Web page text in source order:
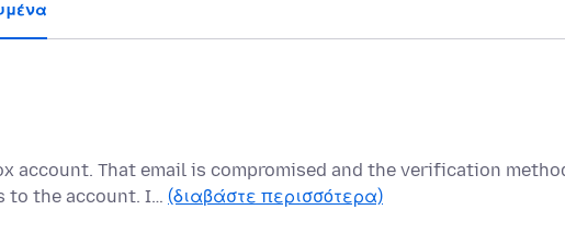
account. That email is compromised and the verification
to the account. I… (διαβάστε περισσότερα)